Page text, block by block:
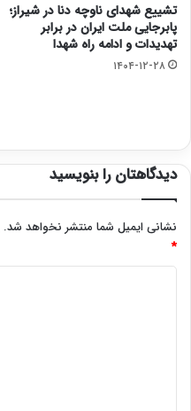
تشییع شهدای ناوچه دنا در شیراز؛
پابرجایی ملت ایران در برابر
تهدیدات و ادامه راه شهدا
۱۴۰۴-۱۲-۲۸
دیدگاهتان را بنویسید
نشانی ایمیل شما منتشر نخواهد شد.
*